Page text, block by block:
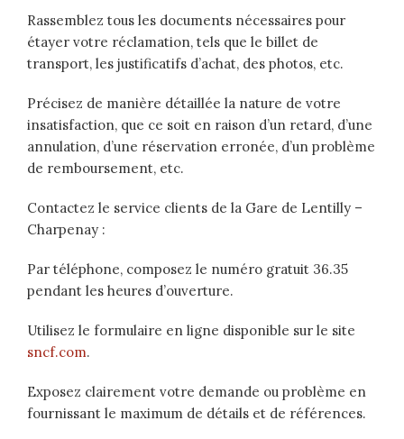
Rassemblez tous les documents nécessaires pour
étayer votre réclamation, tels que le billet de
transport, les justificatifs d’achat, des photos, etc.
Précisez de manière détaillée la nature de votre
insatisfaction, que ce soit en raison d’un retard, d’une
annulation, d’une réservation erronée, d’un problème
de remboursement, etc.
Contactez le service clients de la Gare de Lentilly –
Charpenay :
Par téléphone, composez le numéro gratuit 36.35
pendant les heures d’ouverture.
Utilisez le formulaire en ligne disponible sur le site
sncf.com.
Exposez clairement votre demande ou problème en
fournissant le maximum de détails et de références.